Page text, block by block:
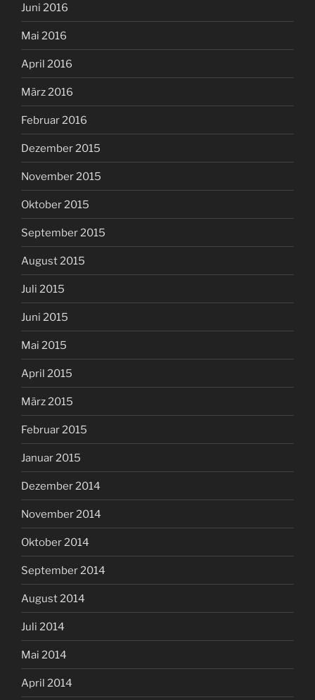
Juni 2016
Mai 2016
April 2016
März 2016
Februar 2016
Dezember 2015
November 2015
Oktober 2015
September 2015
August 2015
Juli 2015
Juni 2015
Mai 2015
April 2015
März 2015
Februar 2015
Januar 2015
Dezember 2014
November 2014
Oktober 2014
September 2014
August 2014
Juli 2014
Mai 2014
April 2014